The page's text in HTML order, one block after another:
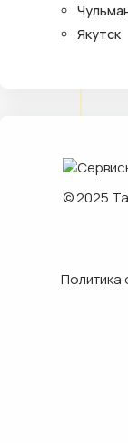
Якутск
© 2025
Политика